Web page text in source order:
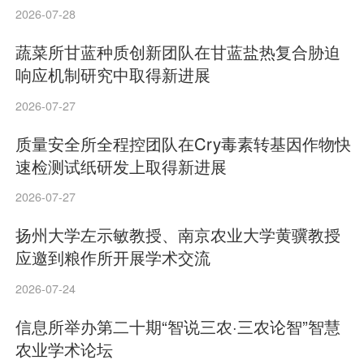
2026-07-28
蔬菜所甘蓝种质创新团队在甘蓝盐热复合胁迫
响应机制研究中取得新进展
2026-07-27
质量安全所全程控团队在Cry毒素转基因作物快
速检测试纸研发上取得新进展
2026-07-27
扬州大学左示敏教授、南京农业大学黄骥教授
应邀到粮作所开展学术交流
2026-07-24
信息所举办第二十期“智说三农·三农论智”智慧
农业学术论坛